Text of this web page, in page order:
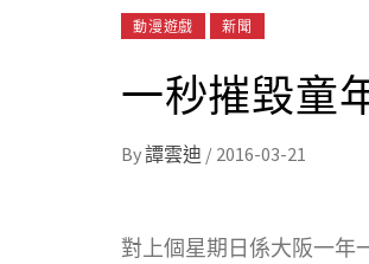
動漫遊戲 新聞
一秒摧毀童
By譚雲迪 / 2016-03-21
對上個星期日係大阪一年